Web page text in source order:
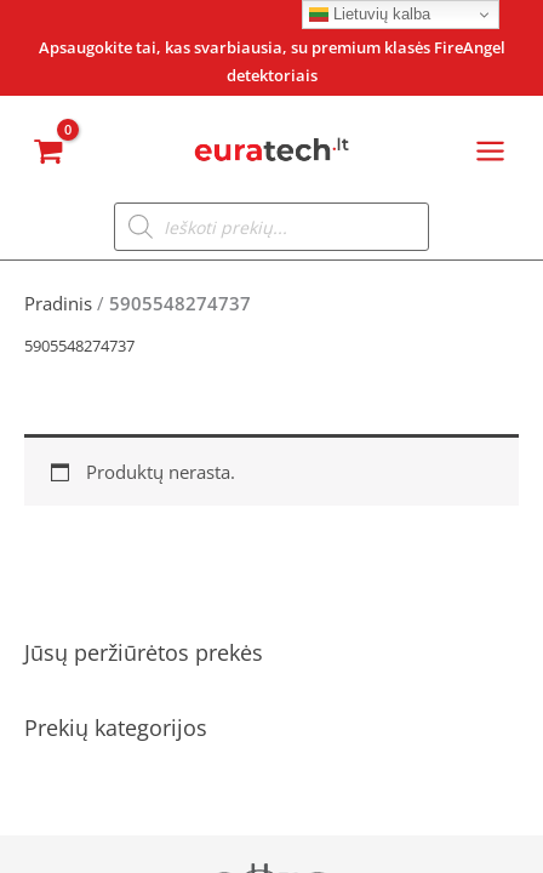
Apsaugokite tai, kas svarbiausia, su premium klasės FireAngel
detektoriais
Products
search
Jūsų peržiūrėtos prekės
Prekių kategorijos
Pradinis / 5905548274737
5905548274737
Produktų nerasta.
Lietuvių kalba